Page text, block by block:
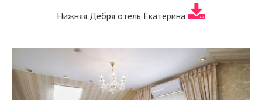
Нижняя Дебря отель Екатерина